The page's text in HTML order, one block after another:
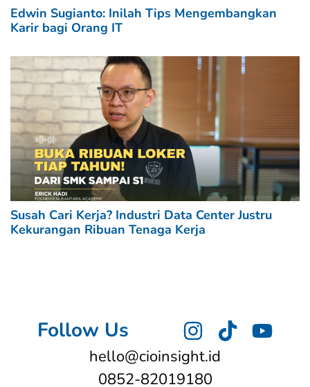
Edwin Sugianto: Inilah Tips Mengembangkan
Karir bagi Orang IT
Susah Cari Kerja? Industri Data Center Justru
Kekurangan Ribuan Tenaga Kerja
Follow Us
hello@cioinsight.id
0852-82019180